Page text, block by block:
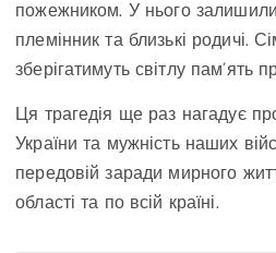
пожежником. У нього
племінник та близькі родичі.
зберігатимуть світлу пам’ять
Ця трагедія ще раз нагадує
України та мужність наших
передовій заради мирного
області та по всій країні.